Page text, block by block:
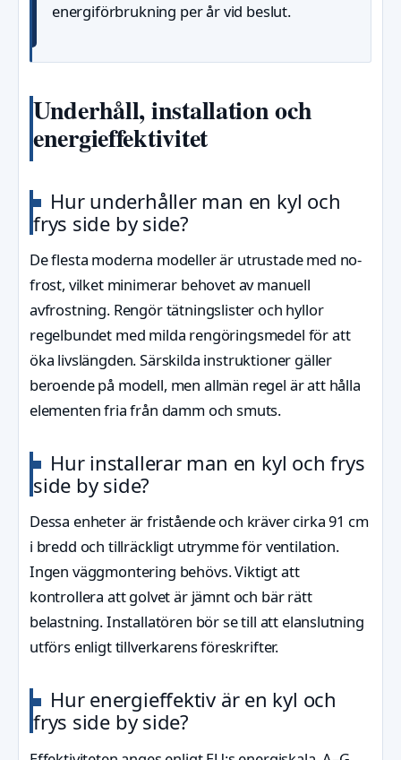
energiförbrukning per år vid beslut.
Underhåll, installation och
energieffektivitet
Hur underhåller man en kyl och
frys side by side?
De flesta moderna modeller är utrustade med no-
frost, vilket minimerar behovet av manuell
avfrostning. Rengör tätningslister och hyllor
regelbundet med milda rengöringsmedel för att
öka livslängden. Särskilda instruktioner gäller
beroende på modell, men allmän regel är att hålla
elementen fria från damm och smuts.
Hur installerar man en kyl och frys
side by side?
Dessa enheter är fristående och kräver cirka 91 cm
i bredd och tillräckligt utrymme för ventilation.
Ingen väggmontering behövs. Viktigt att
kontrollera att golvet är jämnt och bär rätt
belastning. Installatören bör se till att elanslutning
utförs enligt tillverkarens föreskrifter.
Hur energieffektiv är en kyl och
frys side by side?